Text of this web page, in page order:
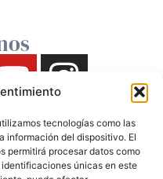
tecnologías como las
información del dispositivo. El
permitirá procesar datos como
únicas en este